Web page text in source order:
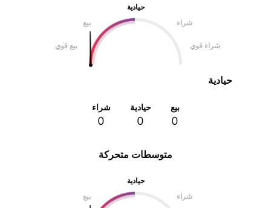
حيادية
بيع
شراء
بيع قوي شراء قوي
حيادية
بيع
0
حيادية
0
شراء
0
متوسطات متحركة
حيادية
بيع
شراء